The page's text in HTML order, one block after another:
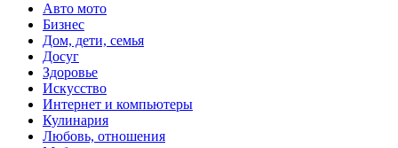
Авто мото
Бизнес
Дом, дети, семья
Досуг
Здоровье
Искусство
Интернет и компьютеры
Кулинария
Любовь, отношения